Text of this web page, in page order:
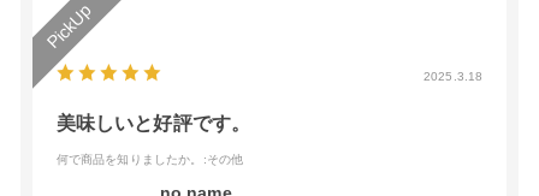
2025.3.18
美味しいと好評です。
何で商品を知りましたか。 :その他
no name